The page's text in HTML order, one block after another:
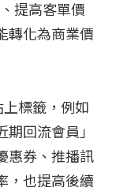
提高客單價
轉化為商業價
標籤，例如
期回流會員」
惠券、推播訊
，也提高後續